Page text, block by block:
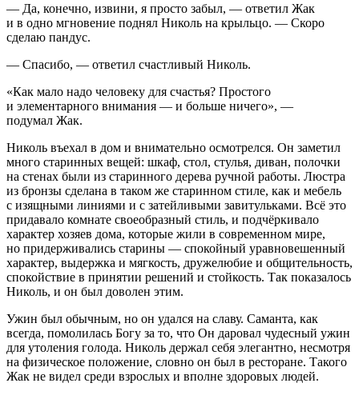
— Да, конечно, извини, я просто забыл, — ответил Жак
и в одно мгновение поднял Николь на крыльцо. — Скоро
сделаю пандус.
— Спасибо, — ответил счастливый Николь.
«Как мало надо человеку для счастья? Простого
и элементарного внимания — и больше ничего», —
подумал Жак.
Николь въехал в дом и внимательно осмотрелся. Он заметил
много старинных вещей: шкаф, стол, стулья, диван, полочки
на стенах были из старинного дерева ручной работы. Люстра
из бронзы сделана в таком же старинном стиле, как и мебель
с изящными линиями и с затейливыми завитульками. Всё это
придавало комнате своеобразный стиль, и подчёркивало
характер хозяев дома, которые жили в современном мире,
но придерживались старины — спокойный уравновешенный
характер, выдержка и мягкость, дружелюбие и общительность,
спокойствие в принятии решений и стойкость. Так показалось
Николь, и он был доволен этим.
Ужин был обычным, но он удался на славу. Саманта, как
всегда, помолилась Богу за то, что Он даровал чудесный ужин
для утоления голода. Николь держал себя элегантно, несмотря
на физическое положение, словно он был в ресторане. Такого
Жак не видел среди взрослых и вполне здоровых людей.